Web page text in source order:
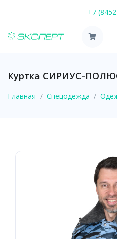
+7
Куртка СИРИУС-
Главная Спецодежда